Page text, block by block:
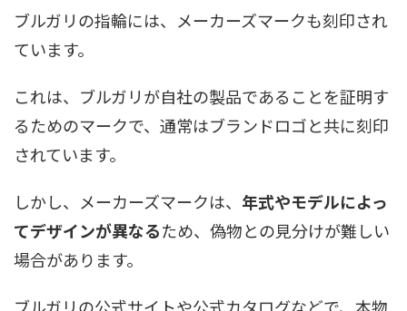
ブルガリの指輪には、メーカーズマークも刻印され
ています。
これは、ブルガリが自社の製品であることを証明す
るためのマークで、通常はブランドロゴと共に刻印
されています。
しかし、メーカーズマークは、 年式やモデルによっ
てデザインが異なるため、偽物との見分けが難しい
場合があります。
ブルガリの公式サイトや公式カタログなどで、本物